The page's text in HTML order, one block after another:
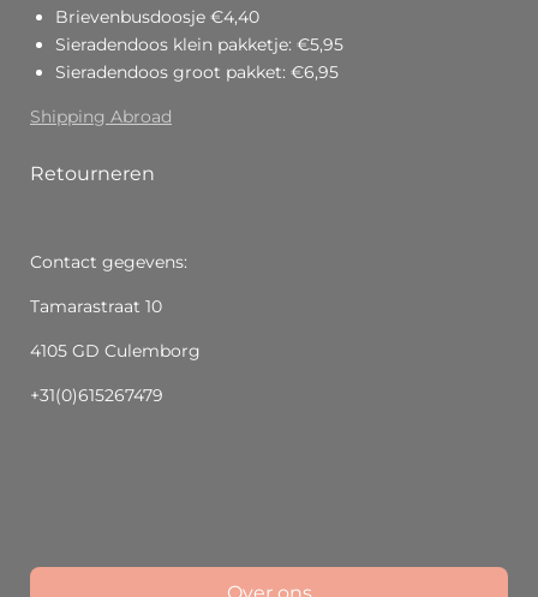
Brievenbusdoosje €4,40
Sieradendoos klein pakketje: €5,95
Sieradendoos groot pakket: €6,95
Shipping Abroad
Retourneren
Contact gegevens:
Tamarastraat 10
4105 GD Culemborg
+31(0)615267479